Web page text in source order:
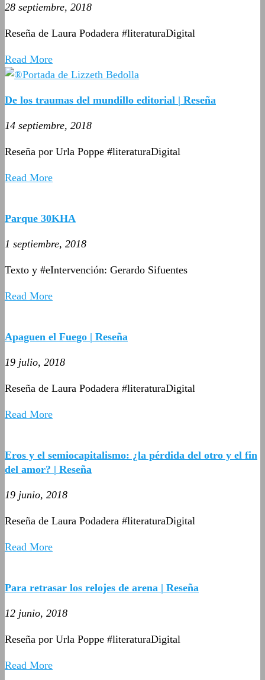
28 septiembre, 2018
Reseña de Laura Podadera #literaturaDigital
Read More
De los traumas del mundillo editorial | Reseña
14 septiembre, 2018
Reseña por Urla Poppe #literaturaDigital
Read More
Parque 30KHA
1 septiembre, 2018
Texto y #eIntervención: Gerardo Sifuentes
Read More
Apaguen el Fuego | Reseña
19 julio, 2018
Reseña de Laura Podadera #literaturaDigital
Read More
Eros y el semiocapitalismo: ¿la pérdida del otro y el fin
del amor? | Reseña
19 junio, 2018
Reseña de Laura Podadera #literaturaDigital
Read More
Para retrasar los relojes de arena | Reseña
12 junio, 2018
Reseña por Urla Poppe #literaturaDigital
Read More